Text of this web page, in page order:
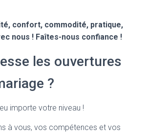
confort, commodité, pratique,
nous ! Faîtes-nous confiance !
les ouvertures
?
importe votre niveau !
à vous, vos compétences et vos